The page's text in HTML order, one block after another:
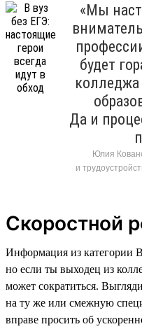
«Мы
будет
Да и
Юлия
и
Скоростной
Информация из категории
но если ты выходец из
может сократиться.
на ту же или смежную
вправе просить об